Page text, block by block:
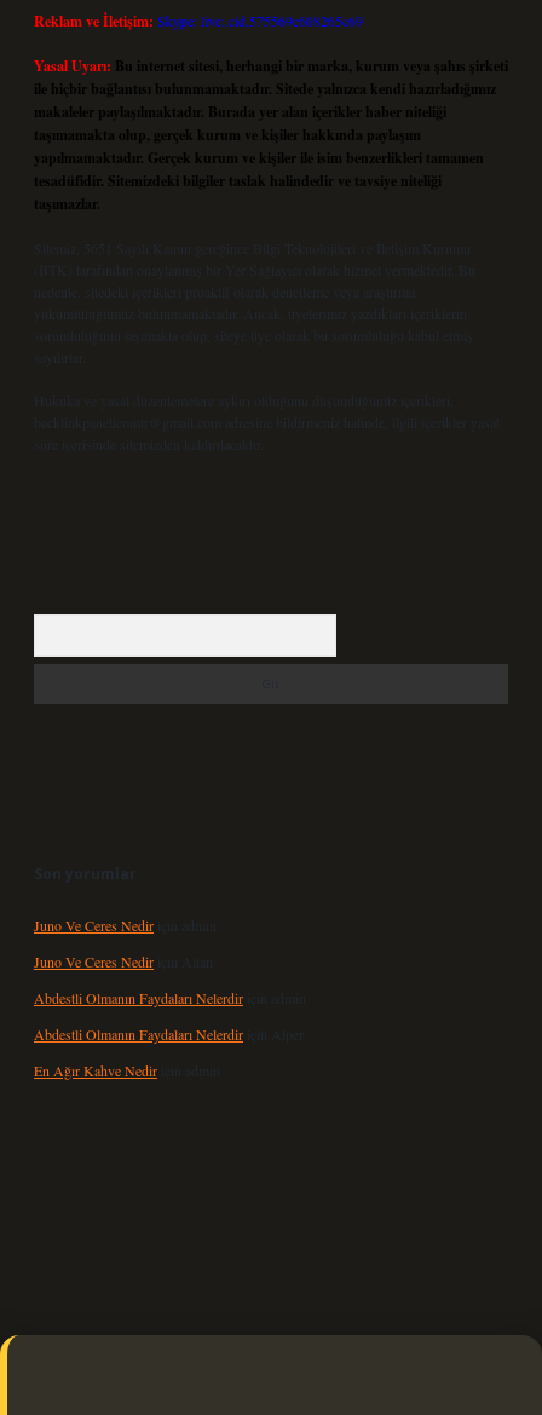
Reklam ve İletişim: Skype: live:.cid.575569c608265c69
Yasal Uyarı: Bu internet sitesi, herhangi bir marka, kurum veya şahıs şirketi
ile hiçbir bağlantısı bulunmamaktadır. Sitede yalnızca kendi hazırladığımız
makaleler paylaşılmaktadır. Burada yer alan içerikler haber niteliği
taşımamakta olup, gerçek kurum ve kişiler hakkında paylaşım
yapılmamaktadır. Gerçek kurum ve kişiler ile isim benzerlikleri tamamen
tesadüfidir. Sitemizdeki bilgiler taslak halindedir ve tavsiye niteliği
taşımazlar.
Sitemiz, 5651 Sayılı Kanun gereğince Bilgi Teknolojileri ve İletişim Kurumu
(BTK) tarafından onaylanmış bir Yer Sağlayıcı olarak hizmet vermektedir. Bu
nedenle, sitedeki içerikleri proaktif olarak denetleme veya araştırma
yükümlülüğümüz bulunmamaktadır. Ancak, üyelerimiz yazdıkları içeriklerin
sorumluluğunu taşımakta olup, siteye üye olarak bu sorumluluğu kabul etmiş
sayılırlar.
Hukuka ve yasal düzenlemelere aykırı olduğunu düşündüğünüz içerikleri,
backlinkpanelicomtr@gmail.com
adresine bildirmeniz halinde, ilgili içerikler yasal
süre içerisinde sitemizden kaldırılacaktır.
Son yorumlar
Juno Ve Ceres Nedir için
admin
Juno Ve Ceres Nedir için Altan
Abdestli Olmanın Faydaları Nelerdir için
admin
Abdestli Olmanın Faydaları Nelerdir için Alper
En Ağır Kahve Nedir için admin
güncel